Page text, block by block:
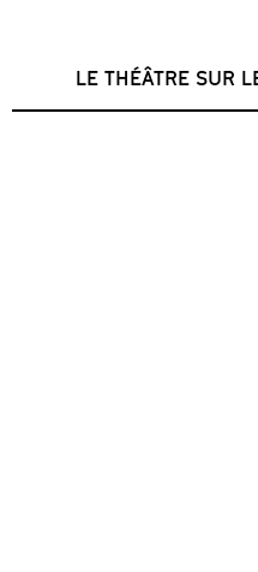
LE THÉÂTRE SUR